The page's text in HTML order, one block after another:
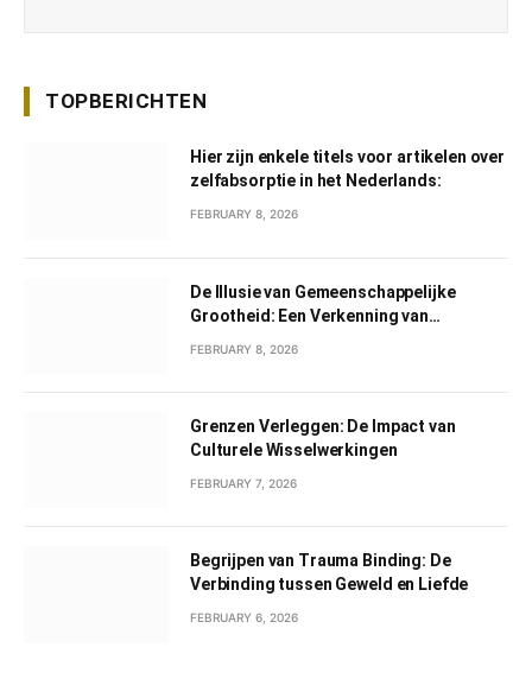
TOPBERICHTEN
Hier zijn enkele titels voor artikelen over
zelfabsorptie in het Nederlands:
FEBRUARY 8, 2026
De Illusie van Gemeenschappelijke
Grootheid: Een Verkenning van
FEBRUARY 8, 2026
Grenzen Verleggen: De Impact van
Culturele Wisselwerkingen
FEBRUARY 7, 2026
Begrijpen van Trauma Binding: De
Verbinding tussen Geweld en Liefde
FEBRUARY 6, 2026